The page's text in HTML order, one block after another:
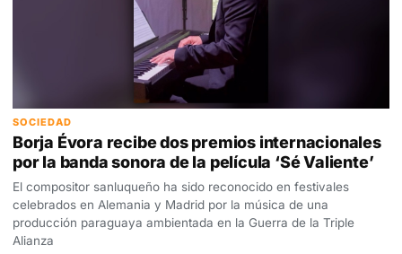
SOCIEDAD
Borja Évora recibe dos premios internacionales
por la banda sonora de la película ‘Sé Valiente’
El compositor sanluqueño ha sido reconocido en festivales
celebrados en Alemania y Madrid por la música de una
producción paraguaya ambientada en la Guerra de la Triple
Alianza